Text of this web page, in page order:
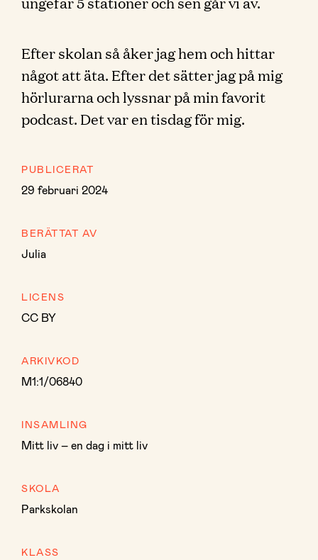
Efter skolan så åker jag hem och hittar
något att äta. Efter det sätter jag på mig
hörlurarna och lyssnar på min favorit
podcast. Det var en tisdag för mig.
PUBLICERAT
29 februari 2024
BERÄTTAT AV
Julia
LICENS
CC BY
ARKIVKOD
M1:1/06840
INSAMLING
Mitt liv – en dag i mitt liv
SKOLA
Parkskolan
KLASS